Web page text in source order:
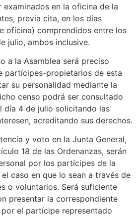
en la oficina de la
previa cita, en los días
oficina) comprendidos entre los
julio, ambos inclusive.
Asamblea será preciso
partícipes-propietarios de esta
su personalidad mediante la
censo podrá ser consultado
día 4 de julio solicitando las
acreditando sus derechos.
y voto en la Junta General,
18 de las Ordenanzas, serán
por los partícipes de la
caso en que lo sean a través de
o voluntarios. Será suficiente
presentar la correspondiente
el partícipe representado